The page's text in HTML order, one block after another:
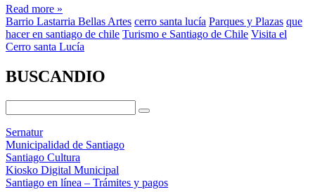
Read more »
Barrio Lastarria Bellas Artes cerro santa lucía Parques y Plazas que
hacer en santiago de chile Turismo e Santiago de Chile Visita el
Cerro santa Lucía
BUSCANDIO
Sernatur
Municipalidad de Santiago
Santiago Cultura
Kiosko Digital Municipal
Santiago en línea – Trámites y pagos